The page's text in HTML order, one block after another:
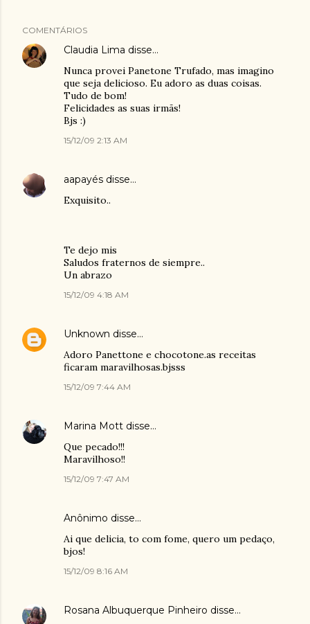
COMENTÁRIOS
Claudia Lima disse…
Nunca provei Panetone Trufado, mas imagino
que seja delicioso. Eu adoro as duas coisas.
Tudo de bom!
Felicidades as suas irmãs!
Bjs :)
15/12/09 2:13 AM
aapayés disse…
Exquisito..
Te dejo mis
Saludos fraternos de siempre..
Un abrazo
15/12/09 4:18 AM
Unknown disse…
Adoro Panettone e chocotone.as receitas
ficaram maravilhosas.bjsss
15/12/09 7:44 AM
Marina Mott disse…
Que pecado!!!
Maravilhoso!!
15/12/09 7:47 AM
Anônimo disse…
Ai que delicia, to com fome, quero um pedaço,
bjos!
15/12/09 8:16 AM
Rosana Albuquerque Pinheiro disse…